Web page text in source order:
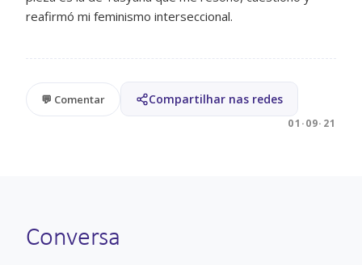
reafirmó mi feminismo interseccional.
💬 Comentar Compartilhar nas redes
01·09·21
Conversa